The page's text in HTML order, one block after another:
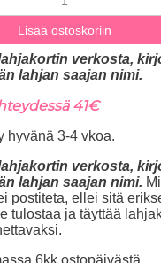
verkosta,
lahjan saajan nimi.
41€
hyvänä 3-4 vkoa.
verkosta,
lahjan saajan nimi.
postiteta, ellei sitä
tulostaa ja täyttää